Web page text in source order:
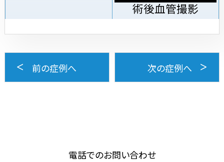
術後血管撮影
前の症例へ 次の症例へ
電話でのお問い合わせ